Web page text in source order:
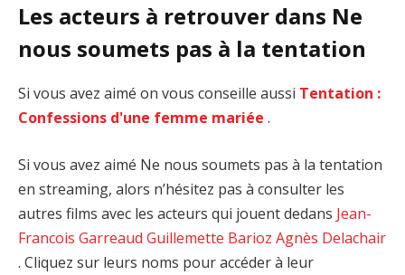
Les acteurs à retrouver dans Ne
nous soumets pas à la tentation
Si vous avez aimé on vous conseille aussi Tentation :
Confessions d'une femme mariée .
Si vous avez aimé Ne nous soumets pas à la tentation
en streaming, alors n’hésitez pas à consulter les
autres films avec les acteurs qui jouent dedans Jean-
Francois Garreaud Guillemette Barioz Agnès Delachair
. Cliquez sur leurs noms pour accéder à leur